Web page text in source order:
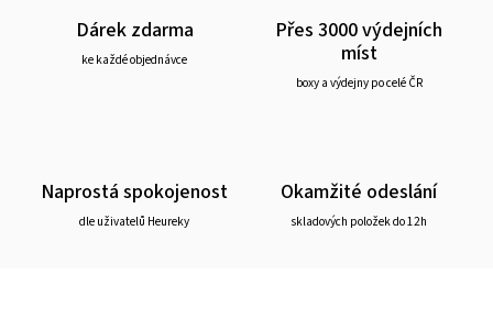
Dárek zdarma
ke každé objednávce
Přes 3000 výdejních
míst
boxy a výdejny po celé ČR
Naprostá spokojenost
dle uživatelů Heureky
Okamžité odeslání
skladových položek do 12h